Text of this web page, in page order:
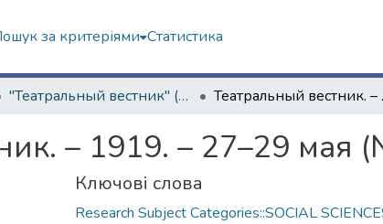
за критеріями Статистика
"Театральный вестник" (1919 г.)
– 1919. – 27–29 мая
Ключові слова
Research Subject Categories::SOCIAL